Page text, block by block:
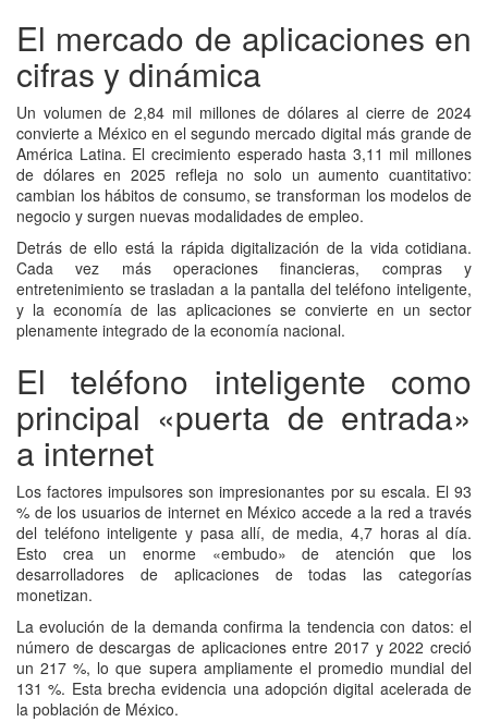
El mercado de aplicaciones en
cifras y dinámica
Un volumen de 2,84 mil millones de dólares al cierre de 2024
convierte a México en el segundo mercado digital más grande de
América Latina. El crecimiento esperado hasta 3,11 mil millones
de dólares en 2025 refleja no solo un aumento cuantitativo:
cambian los hábitos de consumo, se transforman los modelos de
negocio y surgen nuevas modalidades de empleo.
Detrás de ello está la rápida digitalización de la vida cotidiana.
Cada vez más operaciones financieras, compras y
entretenimiento se trasladan a la pantalla del teléfono inteligente,
y la economía de las aplicaciones se convierte en un sector
plenamente integrado de la economía nacional.
El teléfono inteligente como
principal «puerta de entrada»
a internet
Los factores impulsores son impresionantes por su escala. El 93
% de los usuarios de internet en México accede a la red a través
del teléfono inteligente y pasa allí, de media, 4,7 horas al día.
Esto crea un enorme «embudo» de atención que los
desarrolladores de aplicaciones de todas las categorías
monetizan.
La evolución de la demanda confirma la tendencia con datos: el
número de descargas de aplicaciones entre 2017 y 2022 creció
un 217 %, lo que supera ampliamente el promedio mundial del
131 %. Esta brecha evidencia una adopción digital acelerada de
la población de México.